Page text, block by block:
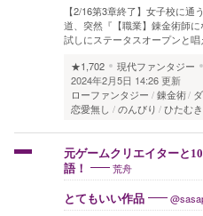
【2/16第3章終了】女子校に
道、突然『【職業】錬金術師
試しにステータスオープンと
★1,702
現代ファンタジー
2024年2月5日 14:26 更新
ローファンタジー
錬金術
恋愛無し
のんびり ひたむ
元ゲームクリエイターと
語！
荒舟
とてもいい作品